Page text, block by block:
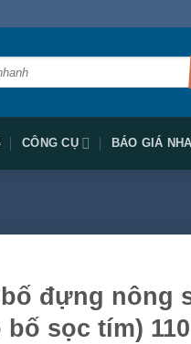
Nam 🚚
CÔNG CỤ BÁO GIÁ
đựng nông
bố sọc tím)